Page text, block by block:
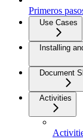
Primeros
Use Cases
Installing
Document
Activities